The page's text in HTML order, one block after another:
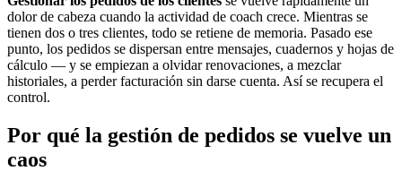
dolor de cabeza cuando la actividad de coach crece. Mientras se
tienen dos o tres clientes, todo se retiene de memoria. Pasado ese
punto, los pedidos se dispersan entre mensajes, cuadernos y hojas de
cálculo — y se empiezan a olvidar renovaciones, a mezclar
historiales, a perder facturación sin darse cuenta. Así se recupera el
control.
Por qué la gestión de pedidos se vuelve un
caos